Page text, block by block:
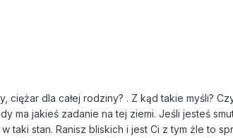
dla całej rodziny? . Z kąd takie myśli?
ma jakieś zadanie na tej ziemi. Jeśli jesteś
stan. Ranisz bliskich i jest Ci z tym źle to